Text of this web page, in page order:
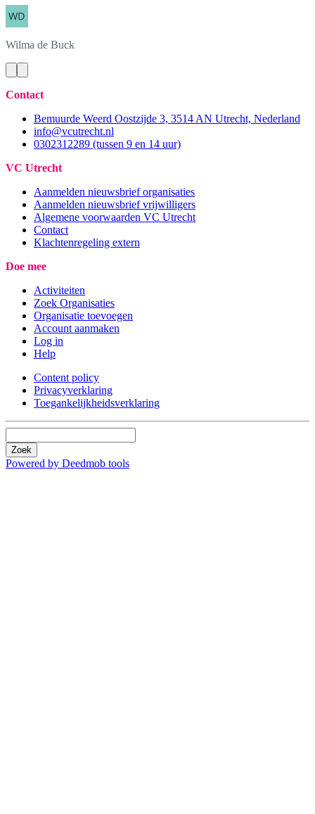
Wilma de Buck
Contact
Bemuurde Weerd Oostzijde 3, 3514 AN Utrecht, Nederland
info@vcutrecht.nl
0302312289 (tussen 9 en 14 uur)
VC Utrecht
Aanmelden nieuwsbrief organisaties
Aanmelden nieuwsbrief vrijwilligers
Algemene voorwaarden VC Utrecht
Contact
Klachtenregeling extern
Doe mee
Activiteiten
Zoek Organisaties
Organisatie toevoegen
Account aanmaken
Log in
Help
Content policy
Privacyverklaring
Toegankelijkheidsverklaring
Zoek
Powered by Deedmob tools